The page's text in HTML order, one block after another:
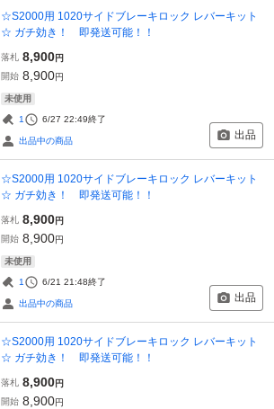
☆S2000用 1020サイドブレーキロック レバーキット
☆ ガチ効き！ 即発送可能！！
落札 8,900円
開始 8,900円
未使用
1 6/27 22:49終了
出品中の商品 出品
☆S2000用 1020サイドブレーキロック レバーキット
☆ ガチ効き！ 即発送可能！！
落札 8,900円
開始 8,900円
未使用
1 6/21 21:48終了
出品中の商品 出品
☆S2000用 1020サイドブレーキロック レバーキット
☆ ガチ効き！ 即発送可能！！
落札 8,900円
開始 8,900円